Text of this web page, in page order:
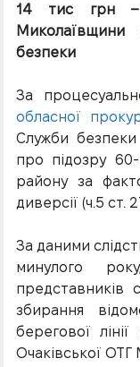
14 тис грн –
Миколаївщини
безпеки
За
обласної
Служби
про підозру
району за
диверсії (ч.5 ст.
За даними
минулого
представників
збирання
берегової
Очаківської ОТГ